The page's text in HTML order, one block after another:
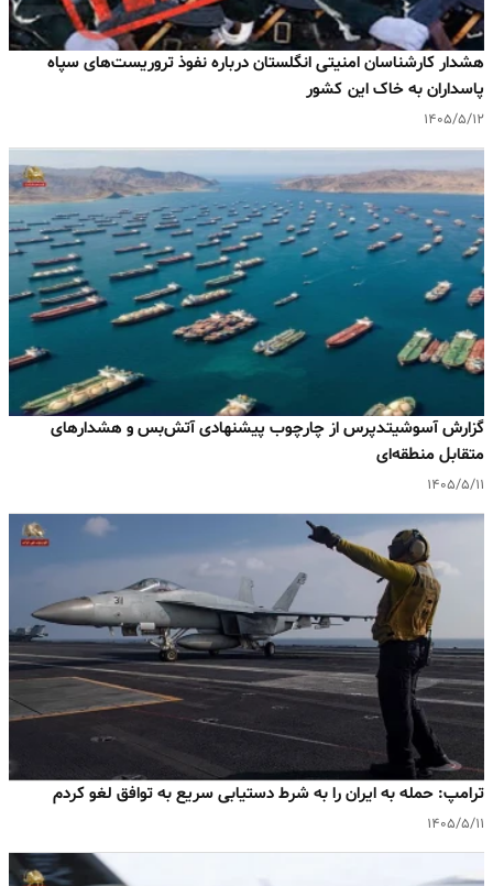
هشدار کارشناسان امنیتی انگلستان درباره نفوذ تروریست‌های سپاه
پاسداران به خاک این کشور
۱۴۰۵/۵/۱۲
گزارش آسوشیتدپرس از چارچوب پیشنهادی آتش‌بس و هشدارهای
متقابل منطقه‌ای
۱۴۰۵/۵/۱۱
ترامپ: حمله به ایران را به شرط دستیابی سریع به توافق لغو کردم
۱۴۰۵/۵/۱۱